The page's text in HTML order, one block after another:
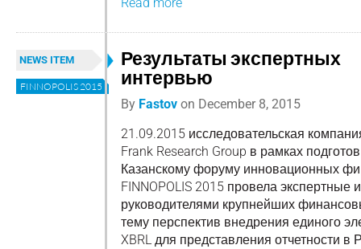
Read more
NEWS ITEM
FINNOPOLIS 2015
Результаты экспертных
интервью
By Fastov on December 8, 2015
21.09.2015 исследовательская
Frank Research Group в рамках
Казанскому форуму инновационных
FINNOPOLIS 2015 провела экспертные
руководителями крупнейших
тему перспектив внедрения единого
XBRL для представления отчетности в